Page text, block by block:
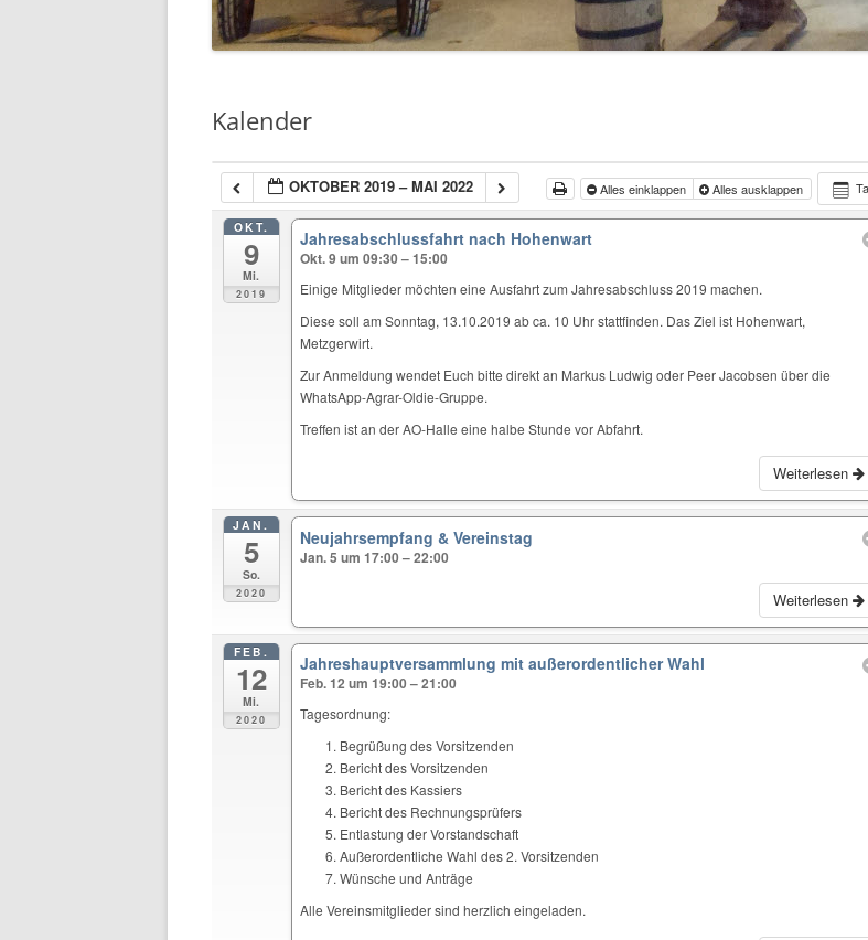
Kalender
OKTOBER 2019 – MAI 2022 Alles einklappen Alles ausklappen
OKT.
9
Mi.
2019
Jahresabschlussfahrt nach Hohenwart
Okt. 9 um 09:30 – 15:00
Einige Mitglieder möchten eine Ausfahrt zum Jahresabschluss 2019 machen.
Diese soll am Sonntag, 13.10.2019 ab ca. 10 Uhr stattfinden. Das Ziel ist Hohenwart,
Metzgerwirt.
Zur Anmeldung wendet Euch bitte direkt an Markus Ludwig oder Peer Jacobsen über die
WhatsApp-Agrar-Oldie-Gruppe.
Treffen ist an der AO-Halle eine halbe Stunde vor Abfahrt.
Weiterlesen
JAN.
5
So.
2020
Neujahrsempfang & Vereinstag
Jan. 5 um 17:00 – 22:00
Weiterlesen
FEB.
12
Mi.
2020
Jahreshauptversammlung mit außerordentlicher Wahl
Feb. 12 um 19:00 – 21:00
Tagesordnung:
Begrüßung des Vorsitzenden
Bericht des Vorsitzenden
Bericht des Kassiers
Bericht des Rechnungsprüfers
Entlastung der Vorstandschaft
Außerordentliche Wahl des 2. Vorsitzenden
Wünsche und Anträge
Alle Vereinsmitglieder sind herzlich eingeladen.